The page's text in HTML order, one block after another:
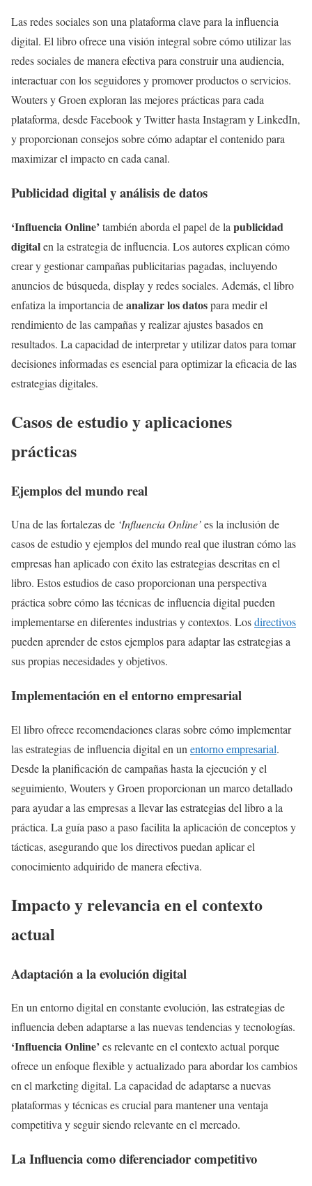
Las redes sociales son una plataforma clave para la influencia
digital. El libro ofrece una visión integral sobre cómo utilizar las
redes sociales de manera efectiva para construir una audiencia,
interactuar con los seguidores y promover productos o servicios.
Wouters y Groen exploran las mejores prácticas para cada
plataforma, desde Facebook y Twitter hasta Instagram y LinkedIn,
y proporcionan consejos sobre cómo adaptar el contenido para
maximizar el impacto en cada canal.
Publicidad digital y análisis de datos
‘Influencia Online’ también aborda el papel de la publicidad
digitalen la estrategia de influencia. Los autores explican cómo
crear y gestionar campañas publicitarias pagadas, incluyendo
anuncios de búsqueda, display y redes sociales. Además, el libro
enfatiza la importancia deanalizar los datospara medir el
rendimiento de las campañas y realizar ajustes basados en
resultados. La capacidad de interpretar y utilizar datos para tomar
decisiones informadas es esencial para optimizar la eficacia de las
estrategias digitales.
Casos de estudio y aplicaciones
prácticas
Ejemplos del mundo real
Una de las fortalezas de ‘Influencia Online’es la inclusión de
casos de estudio y ejemplos del mundo real que ilustran cómo las
empresas han aplicado con éxito las estrategias descritas en el
libro. Estos estudios de caso proporcionan una perspectiva
práctica sobre cómo las técnicas de influencia digital pueden
implementarse en diferentes industrias y contextos. Losdirectivos
pueden aprender de estos ejemplos para adaptar las estrategias a
sus propias necesidades y objetivos.
Implementación en el entorno empresarial
El libro ofrece recomendaciones claras sobre cómo implementar
las estrategias de influencia digital en un entorno empresarial.
Desde la planificación de campañas hasta la ejecución y el
seguimiento, Wouters y Groen proporcionan un marco detallado
para ayudar a las empresas a llevar las estrategias del libro a la
práctica. La guía paso a paso facilita la aplicación de conceptos y
tácticas, asegurando que los directivos puedan aplicar el
conocimiento adquirido de manera efectiva.
Impacto y relevancia en el contexto
actual
Adaptación a la evolución digital
En un entorno digital en constante evolución, las estrategias de
influencia deben adaptarse a las nuevas tendencias y tecnologías.
‘Influencia Online’ es relevante en el contexto actual porque
ofrece un enfoque flexible y actualizado para abordar los cambios
en el marketing digital. La capacidad de adaptarse a nuevas
plataformas y técnicas es crucial para mantener una ventaja
competitiva y seguir siendo relevante en el mercado.
La Influencia como diferenciador competitivo